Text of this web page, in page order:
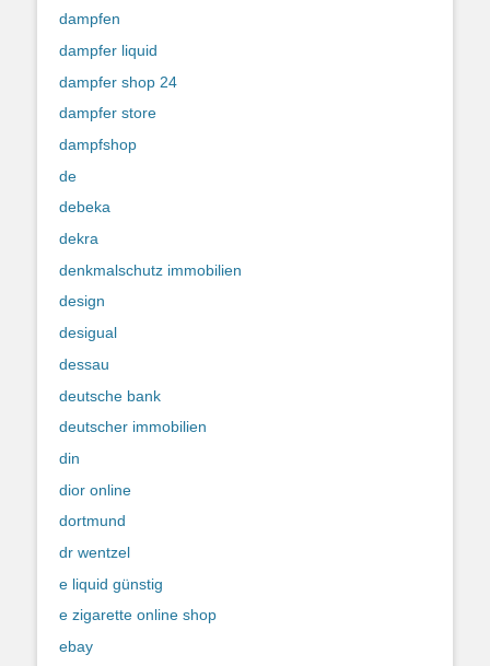
dampfen
dampfer liquid
dampfer shop 24
dampfer store
dampfshop
de
debeka
dekra
denkmalschutz immobilien
design
desigual
dessau
deutsche bank
deutscher immobilien
din
dior online
dortmund
dr wentzel
e liquid günstig
e zigarette online shop
ebay